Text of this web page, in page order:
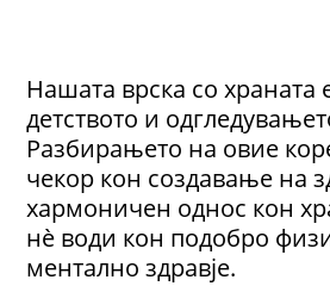
Нашата врска со храната
детството и
Разбирањето на овие
чекор кон создавање на
хармоничен однос кон
нè води кон подобро
ментално здравје.